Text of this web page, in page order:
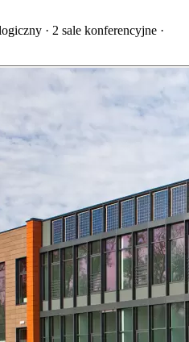
· 2 sale konferencyjne ·